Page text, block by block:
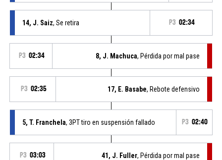
14, J. Saiz, Se retira P3 02:34
P3 02:34 8, J. Machuca, Pérdida por mal pase
P3 02:35 17, E. Basabe, Rebote defensivo
5, T. Franchela, 3PT tiro en suspensión fallado P3 02:40
P3 03:03 41, J. Fuller, Pérdida por mal pase